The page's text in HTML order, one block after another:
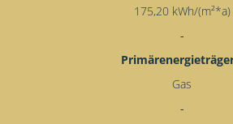
175,20 kWh/(m²*a)
Gas